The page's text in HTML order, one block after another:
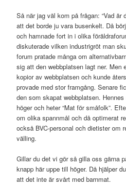
Så när jag väl kom på frågan: “Vad är
att det borde ju vara busenkelt. Då
och hamnade fort in i olika
diskuterade vilken industrigröt man
forum pratade många om
sig att den webbplatsen lagt ner. Men
kopior av webbplatsen och kunde
provade med stor framgång. Senare
den som skapat webbplatsen.
höger och heter “Mat för småfolk”.
om olika spannmål och då optimerat
också BVC-personal och dietister om
välling.
Gillar du det vi gör så gilla oss gärna
knapp här uppe till höger. Då hjälper
att det inte är svårt med barnmat.